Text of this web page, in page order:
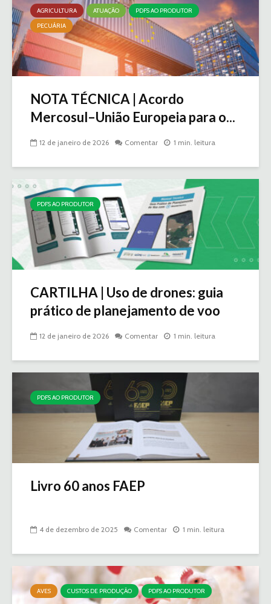
AGRICULTURA ATUAÇÃO
PDFS AO PRODUTOR
PECUÁRIA
NOTA TÉCNICA | Acordo
Mercosul–União Europeia para o...
12 de janeiro de 2026 Comentar 1 min. leitura
PDFS AO PRODUTOR
CARTILHA | Uso de drones: guia
prático de planejamento de voo
12 de janeiro de 2026 Comentar 1 min. leitura
PDFS AO PRODUTOR
Livro 60 anos FAEP
4 de dezembro de 2025 Comentar 1 min. leitura
AVES CUSTOS DE PRODUÇÃO PDFS AO PRODUTOR